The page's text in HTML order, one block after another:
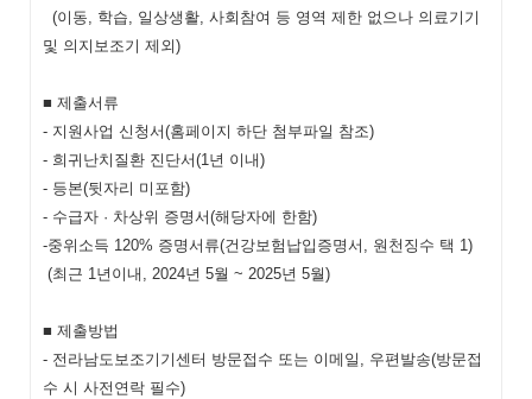
(이동, 학습, 일상생활, 사회참여 등 영역 제한 없으나 의료기기
및 의지보조기 제외)
■ 제출서류
- 지원사업 신청서(홈페이지 하단 첨부파일 참조)
- 희귀난치질환 진단서(1년 이내)
- 등본(뒷자리 미포함)
- 수급자 · 차상위 증명서(해당자에 한함)
-중위소득 120% 증명서류(건강보험납입증명서, 원천징수 택 1)
(최근 1년이내, 2024년 5월 ~ 2025년 5월)
■ 제출방법
- 전라남도보조기기센터 방문접수 또는 이메일, 우편발송(방문접
수 시 사전연락 필수)